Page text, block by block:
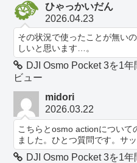
ひゃっかいだん
2026.04.23
その状況で使ったことが無い
しいと思います…。
DJI Osmo Pocket 3を1
ビュー
midori
2026.03.22
こちらとosmo actionについて
ました。ひとつ質問です。サッ
DJI Osmo Pocket 3を1